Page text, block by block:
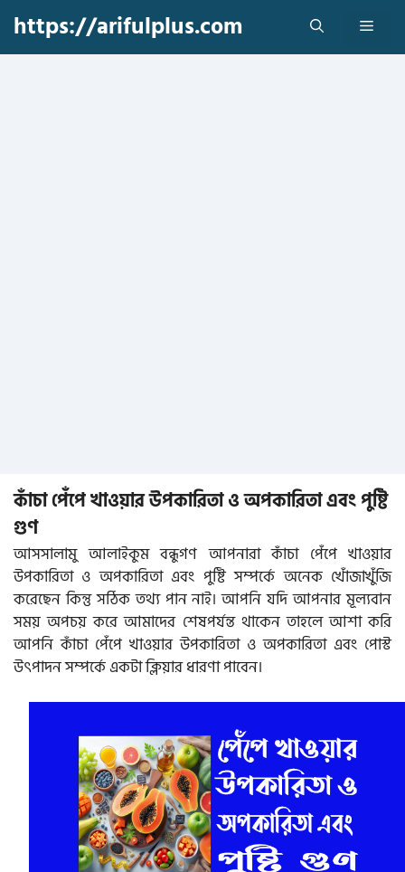
content
https://arifulplus.com Menu
কাঁচা পেঁপে খাওয়ার উপকারিতা ও অপকারিতা এবং পুষ্টি
গুণ
আসসালামু আলাইকুম বন্ধুগণ আপনারা কাঁচা পেঁপে খাওয়ার
উপকারিতা ও অপকারিতা এবং পুষ্টি সম্পর্কে অনেক খোঁজাখুঁজি
করেছেন কিন্তু সঠিক তথ্য পান নাই। আপনি যদি আপনার মূল্যবান
সময় অপচয় করে আমাদের শেষপর্যন্ত থাকেন তাহলে আশা করি
আপনি কাঁচা পেঁপে খাওয়ার উপকারিতা ও অপকারিতা এবং পোস্ট
উৎপাদন সম্পর্কে একটা ক্লিয়ার ধারণা পাবেন।